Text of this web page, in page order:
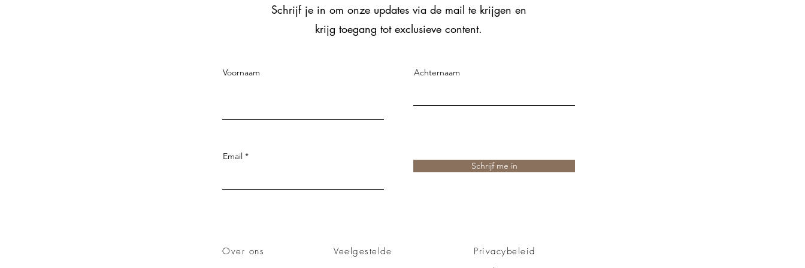
Schrijf je in om onze updates via de mail te krijgen en
krijg toegang tot exclusieve content.
Voornaam Achternaam
Email
Schrijf me in
Over ons
Veelgestelde
Privacybeleid